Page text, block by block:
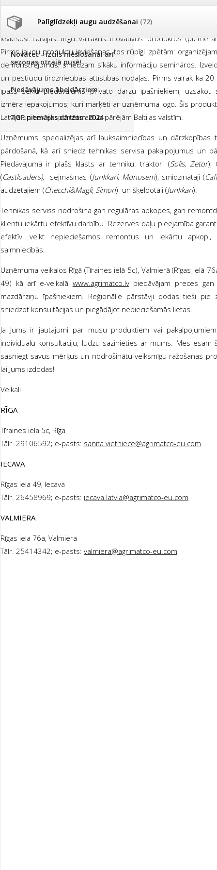
Palīglīdzekļi augu audzēšanai (72)
Klientu Diena
Novatec - izcils mēslošanai arī
sezonas otrajā pusē!
Piedāvājums ābeļdārziem
TOP piemājas dārzam 2024
mēslošanas līdzekļi, dārzkopības palīgmateriāli un
ieviesuši Latvijas tirgū vairākus inovatīvus produktus
Pirms jaunu produktu ieviešanas, tos rūpīgi izpētām:
demonstrējumus, sniedzam sīkāku informāciju semināros.
un pesticīdu tirdzniecības attīstības nodaļas. Pirms vairāk kā
īpašs sēklu piedāvājums privāto dārzu īpašniekiem, uzsākot
izmēra iepakojumos, kuri marķēti ar uzņēmuma logo. Šis
Latvijā un tiek eksportēts arī uz pārējām Baltijas valstīm.
Uzņēmums specializējas arī lauksaimniecības un dārzkopības
pārdošanā, kā arī sniedz tehnikas servisa pakalpojumus un
Piedāvājumā ir plašs klāsts ar tehniku: traktori (Solis, Zetor),
(Castloaders), sējmašīnas (Junkkari, Monosem), smidzinātāji (
audzētajiem (Checchi&Magli, Simon) un šķeldotāji (Junkkari).
Tehnikas serviss nodrošina gan regulāras apkopes, gan
klientu iekārtu efektīvu darbību. Rezerves daļu pieejamība
efektīvi veikt nepieciešamos remontus un iekārtu
saimniecībās.
Uzņēmuma veikalos Rīgā (Tīraines ielā 5c), Valmierā (Rīgas ielā
49) kā arī e-veikalā www.agrimatco.lvpiedāvājam preces gan
mazdārziņu īpašniekiem. Reģionālie pārstāvji dodas tieši pie
sniedzot konsultācijas un piegādājot nepieciešamās lietas.
Ja Jums ir jautājumi par mūsu produktiem vai
individuālu konsultāciju, lūdzu sazinieties ar mums. Mēs esam
sasniegt savus mērķus un nodrošinātu veiksmīgu ražošanas
lai Jums izdodas!
Veikali
RĪGA
Tīraines iela 5c, Rīga
Tālr. 29106592; e-pasts: sanita.vietniece@agrimatco-eu.com
IECAVA
Rīgas iela 49, Iecava
Tālr. 26458969; e-pasts: iecava.latvia@agrimatco-eu.com
VALMIERA
Rīgas iela 76a, Valmiera
Tālr. 25414342; e-pasts: valmiera@agrimatco-eu.com